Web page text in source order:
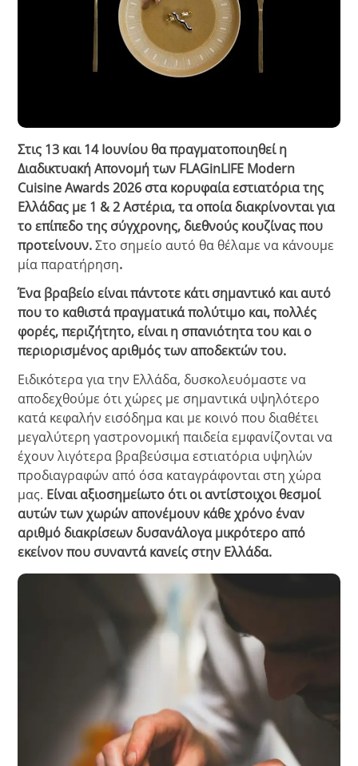
Στις 13 και 14 Ιουνίου θα πραγματοποιηθεί η
Διαδικτυακή Απονομή των FLAGinLIFE Modern
Cuisine Awards 2026 στα κορυφαία εστιατόρια της
Ελλάδας με 1 & 2 Αστέρια, τα οποία διακρίνονται για
το επίπεδο της σύγχρονης, διεθνούς κουζίνας που
προτείνουν.Στο σημείο αυτό θα θέλαμε να κάνουμε
μία παρατήρηση.
Ένα βραβείο είναι πάντοτε κάτι σημαντικό και αυτό
που το καθιστά πραγματικά πολύτιμο και, πολλές
φορές, περιζήτητο, είναι η σπανιότητα του και ο
περιορισμένος αριθμός των αποδεκτών του.
Ειδικότερα για την Ελλάδα, δυσκολευόμαστε να
αποδεχθούμε ότι χώρες με σημαντικά υψηλότερο
κατά κεφαλήν εισόδημα και με κοινό που διαθέτει
μεγαλύτερη γαστρονομική παιδεία εμφανίζονται να
έχουν λιγότερα βραβεύσιμα εστιατόρια υψηλών
προδιαγραφών από όσα καταγράφονται στη χώρα
μας. Είναι αξιοσημείωτο ότι οι αντίστοιχοι θεσμοί
αυτών των χωρών απονέμουν κάθε χρόνο έναν
αριθμό διακρίσεων δυσανάλογα μικρότερο από
εκείνον που συναντά κανείς στην Ελλάδα.